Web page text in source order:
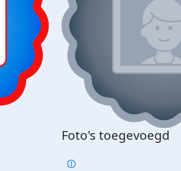
Foto's toegevoegd